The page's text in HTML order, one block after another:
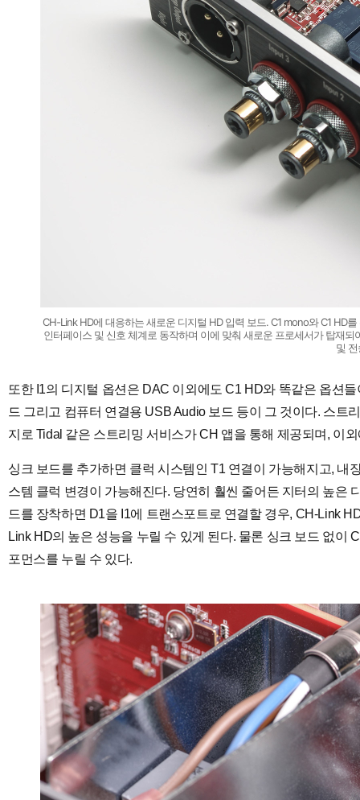
CH-Link HD에 대응하는 새로운 디지털 HD 입력 보드. C1 mono와 C1 HD
인터페이스 및 신호 체계로 동작하며 이에 맞춰 새로운 프로세서가 탑재
및
또한 I1의 디지털 옵션은 DAC 이외에도 C1 HD와 똑같은 옵션
드 그리고 컴퓨터 연결용 USB Audio 보드 등이 그 것이다. 스
지로 Tidal 같은 스트리밍 서비스가 CH 앱을 통해 제공되며, 이
싱크 보드를 추가하면 클럭 시스템인 T1 연결이 가능해지고,
스템 클럭 변경이 가능해진다. 당연히 훨씬 줄어든 지터의 높은
드를 장착하면 D1을 I1에 트랜스포트로 연결할 경우, CH-Link
Link HD의 높은 성능을 누릴 수 있게 된다. 물론 싱크 보드 없이
포먼스를 누릴 수 있다.